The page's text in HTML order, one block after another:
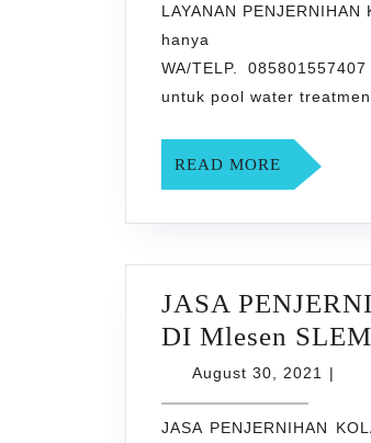
LAYANAN
hanya di
WA/TELP.
untuk pool water
READ MORE READ
MORE
JASA
DI Mlesen
August 30, 2021
August
|
JASA PENJERNIHAN